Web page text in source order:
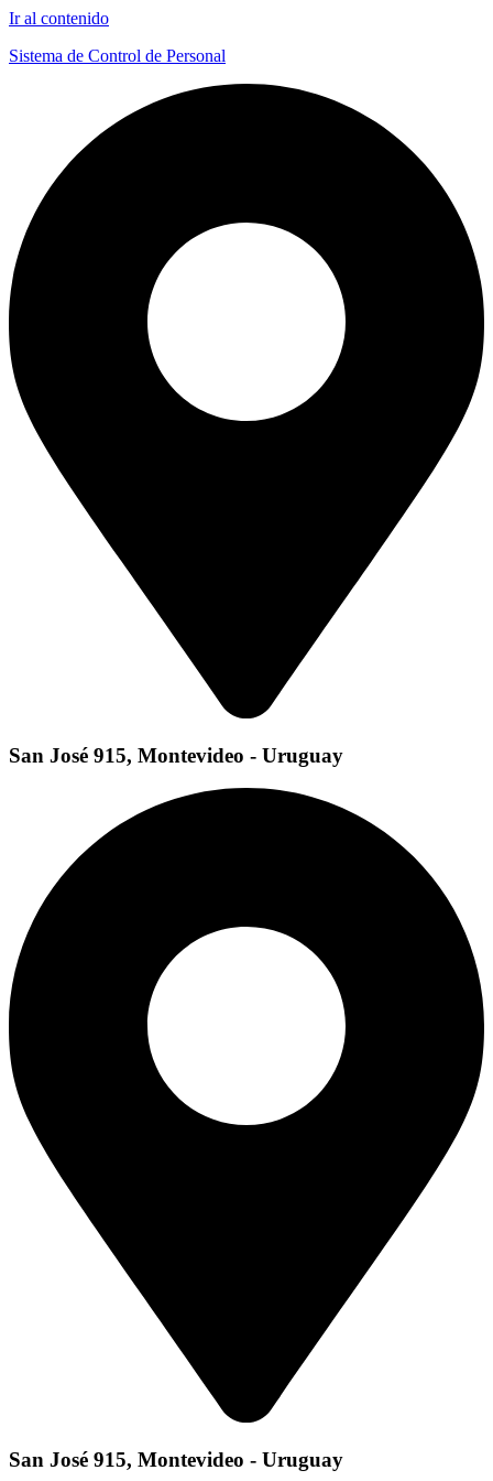
Ir al contenido
Sistema de Control de Personal
San José 915, Montevideo - Uruguay
San José 915, Montevideo - Uruguay